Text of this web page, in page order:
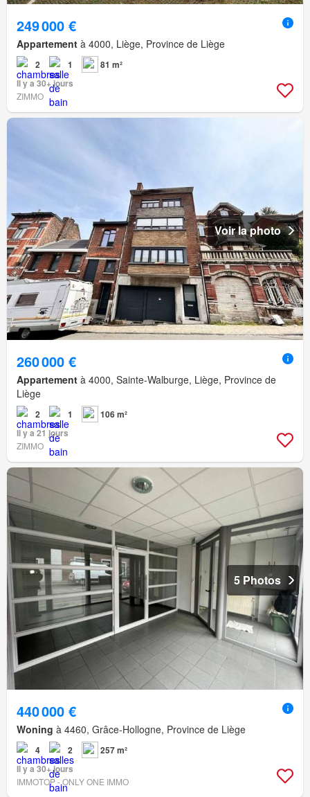
249 000 €
Appartement à 4000, Liège, Province de Liège
2 1
81 m²
Il y a 30+ jours
ZIMMO
Voir la photo
260 000 €
Appartement à 4000, Sainte-Walburge, Liège, Province de
Liège
2 1
106 m²
Il y a 21 jours
ZIMMO
5 Photos
440 000 €
Woning à 4460, Grâce-Hollogne, Province de Liège
4 2
257 m²
Il y a 30+ jours
IMMOTOP - ONLY ONE IMMO